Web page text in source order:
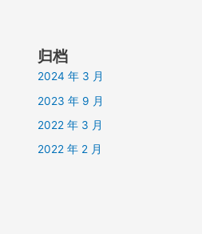
归档
2024 年 3 月
2023 年 9 月
2022 年 3 月
2022 年 2 月